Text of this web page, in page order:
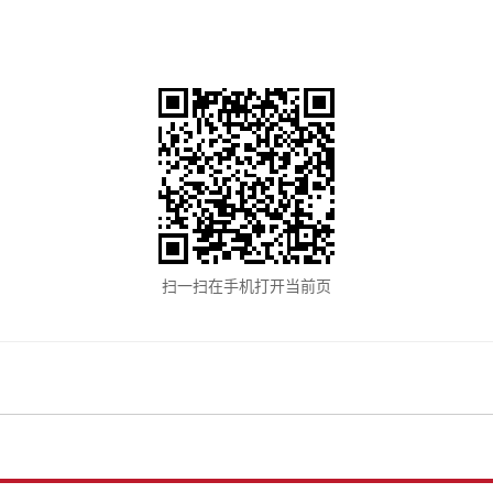
扫一扫在手机打开当前页